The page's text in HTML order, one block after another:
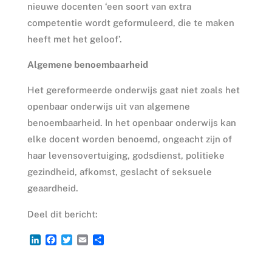
nieuwe docenten ‘een soort van extra
competentie wordt geformuleerd, die te maken
heeft met het geloof’.
Algemene benoembaarheid
Het gereformeerde onderwijs gaat niet zoals het
openbaar onderwijs uit van algemene
benoembaarheid. In het openbaar onderwijs kan
elke docent worden benoemd, ongeacht zijn of
haar levensovertuiging, godsdienst, politieke
gezindheid, afkomst, geslacht of seksuele
geaardheid.
Deel dit bericht:
L
F
T
E
D